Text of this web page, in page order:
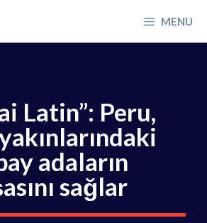
MENU
Latin”: Peru,
adaların
sağlar